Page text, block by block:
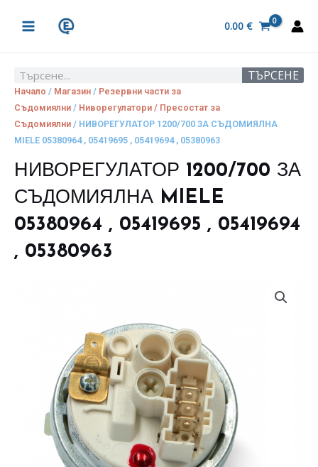
MENU
0.00 €
Search ТЪРСЕНЕ
Начало / Магазин / Резервни части за
Съдомиялни / Ниворегулатори / Пресостат за
Съдомиялни / НИВОРЕГУЛАТОР 1200/700 ЗА СЪДОМИЯЛНА
MIELE 05380964 , 05419695 , 05419694 , 05380963
НИВОРЕГУЛАТОР 1200/700 ЗА
СЪДОМИЯЛНА MIELE
05380964 , 05419695 , 05419694
, 05380963